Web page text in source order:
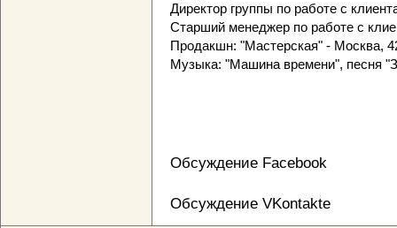
Директор группы по работе с
Старший менеджер по работе с
Продакшн: "Мастерская" - Москва,
Музыка: "Машина времени", песня
Обсуждение Facebook
Обсуждение VKontakte